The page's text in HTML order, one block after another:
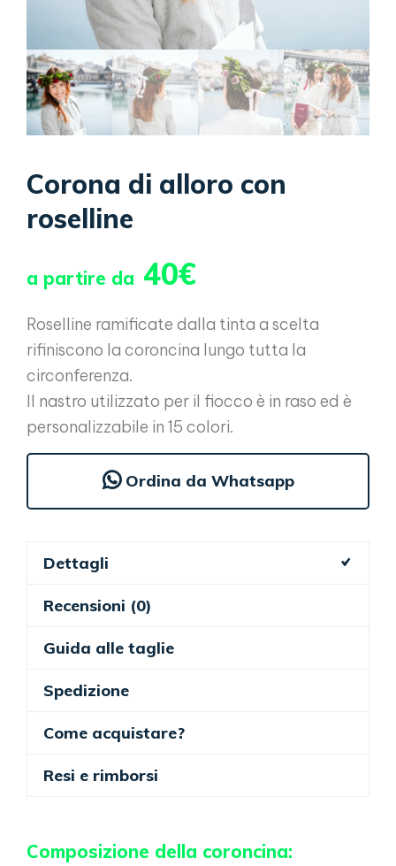
Corona di alloro con
roselline
a partire da 40€
Roselline ramificate dalla tinta a scelta
rifiniscono la coroncina lungo tutta la
circonferenza.
Il nastro utilizzato per il fiocco è in raso ed è
personalizzabile in 15 colori.
Ordina da Whatsapp
Dettagli
Recensioni (0)
Guida alle taglie
Spedizione
Come acquistare?
Resi e rimborsi
Composizione della coroncina: